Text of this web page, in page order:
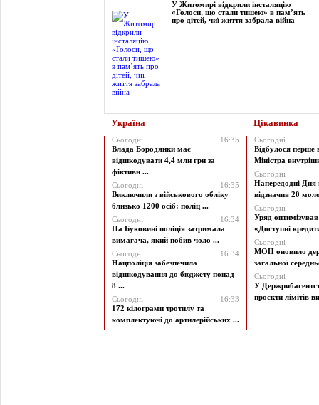
У Житомирі відкрили інсталяцію
«Голоси, що стали тишею» в пам’ять
про дітей, чиї життя забрала війна
Україна Цікавинка
Сьогодні
16:35
Влада Бородянки має
відшкодувати 4,4 млн грн за
фіктивн ...
Сьогодні
16:35
Виключили з військового обліку
близько 1200 осіб: поліц ...
Сьогодні
16:34
На Буковині поліція затримала
вимагача, який побив чоло ...
Сьогодні
16:34
Нацполіція забезпечила
відшкодування до бюджету понад
8 ...
Сьогодні
16:33
172 кілограми тротилу та
комплектуючі до артилерійських ...
Сьогодні
Відбулося перше
Міністра
Сьогодні
Напередодні Дня
відзначив 20
Сьогодні
Уряд
«Доступні
Сьогодні
МОН оновило
загальної
Сьогодні
У
проєкти лімітів